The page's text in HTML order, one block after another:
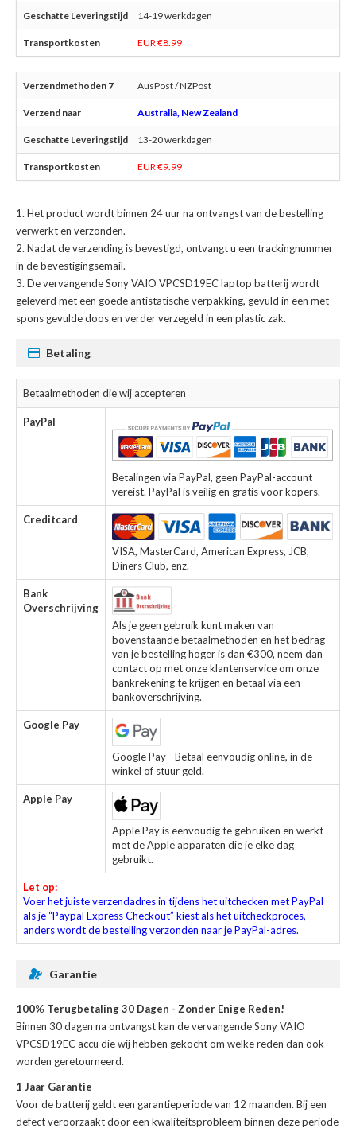
14-19 werkdagen
EUR €8.99
AusPost / NZPost
Australia, New Zealand
13-20 werkdagen
EUR €9.99
Het product wordt binnen 24 uur na ontvangst van de bestelling
verwerkt en verzonden.
Nadat de verzending is bevestigd, ontvangt u een trackingnummer
in de bevestigingsemail.
Devervangende Sony VAIO VPCSD19EC laptop batterijwordt
geleverd met een goede antistatische verpakking, gevuld in een met
spons gevulde doos en verder verzegeld in een plastic zak.
Betaling
Betaalmethoden die wij accepteren
PayPal
Betalingen via PayPal, geen PayPal-account
vereist. PayPal is veilig en gratis voor kopers.
Creditcard
VISA, MasterCard, American Express, JCB,
Diners Club, enz.
Bank
Overschrijving
Als je geen gebruik kunt maken van
bovenstaande betaalmethoden en het bedrag
van je bestelling hoger is dan €300, neem dan
contact op met onze klantenservice om onze
bankrekening te krijgen en betaal via een
bankoverschrijving.
Google Pay
Google Pay - Betaal eenvoudig online, in de
winkel of stuur geld.
Apple Pay
Apple Pay is eenvoudig te gebruiken en werkt
met de Apple apparaten die je elke dag
gebruikt.
Let op:
Voer het juiste verzendadres in tijdens het uitchecken met PayPal
als je “Paypal Express Checkout” kiest als het uitcheckproces,
anders wordt de bestelling verzonden naar je PayPal-adres.
Garantie
100% Terugbetaling 30 Dagen - Zonder Enige Reden!
Binnen 30 dagen na ontvangst kan devervangende Sony VAIO
VPCSD19EC accu die wij hebben gekocht om welke reden dan ook
worden geretourneerd.
1 Jaar Garantie
Voor debatterij geldt een garantieperiode van 12 maanden. Bij een
defect veroorzaakt door een kwaliteitsprobleem binnen deze periode